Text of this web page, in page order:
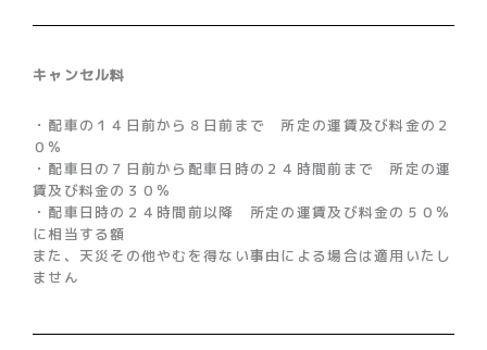
キャンセル料
・配車の１４日前から８日前まで 所定の運賃及び料金の２
０%
・配車日の７日前から配車日時の２４時間前まで 所定の運
賃及び料金の３０%
・配車日時の２４時間前以降 所定の運賃及び料金の５０%
に相当する額
また、天災その他やむを得ない事由による場合は適用いたし
ません